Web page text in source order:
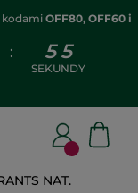
kodami OFF80, OFF60 i
: 5 5
SEKUNDY
NAT.